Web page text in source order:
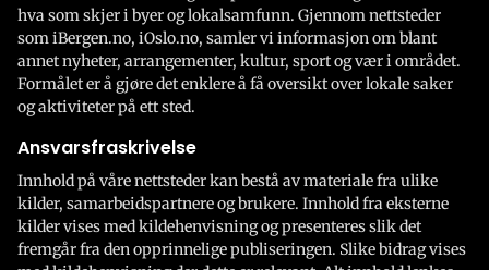
hva som skjer i byer og lokalsamfunn. Gjennom nettsteder
som iBergen.no, iOslo.no, samler vi informasjon om blant
annet nyheter, arrangementer, kultur, sport og vær i området.
Formålet er å gjøre det enklere å få oversikt over lokale saker
og aktiviteter på ett sted.
Ansvarsfraskrivelse
Innhold på våre nettsteder kan bestå av materiale fra ulike
kilder, samarbeidspartnere og brukere. Innhold fra eksterne
kilder vises med kildehenvisning og presenteres slik det
fremgår fra den opprinnelige publiseringen. Slike bidrag vises